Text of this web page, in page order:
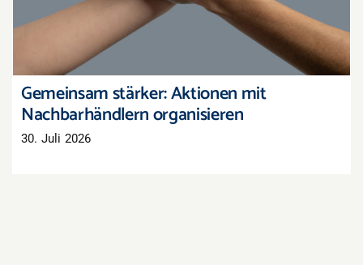
Gemeinsam stärker: Aktionen mit
Nachbarhändlern organisieren
30. Juli 2026